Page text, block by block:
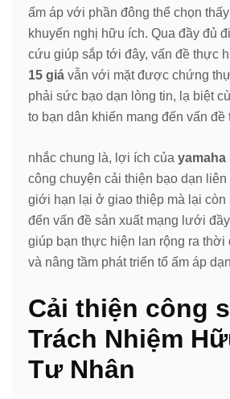
ấm áp với phần đông thể chọn
khuyến nghị hữu ích. Qua đầy đủ
cứu giúp sắp tới đây, vấn đề thực
15 giá vẫn với mặt được chứng
phải sức bạo dạn lòng tin, lạ biệt
to bạn dân khiến mang đến vấn đề
nhắc chung là, lợi ích của yamaha
công chuyện cải thiện bạo dạn
giới hạn lại ở giao thiệp mà lại còn
đến vấn đề sản xuất mạng lưới
giúp bạn thực hiện lan rộng ra thời
và nâng tầm phát triển tổ ấm áp
Cải thiện công
Trách Nhiệm
Tư Nhân